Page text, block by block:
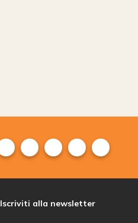
Iscriviti alla newsletter